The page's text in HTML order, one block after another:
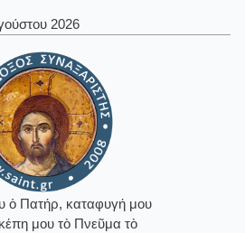
2026
ὁ Πατήρ, καταφυγή μου
μου τὸ Πνεῦμα τὸ